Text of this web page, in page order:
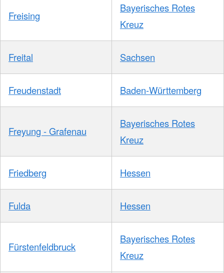
Freising
Bayerisches Rotes
Kreuz
Freital Sachsen
Freudenstadt Baden-Württemberg
Freyung - Grafenau
Bayerisches Rotes
Kreuz
Friedberg Hessen
Fulda Hessen
Fürstenfeldbruck
Bayerisches Rotes
Kreuz